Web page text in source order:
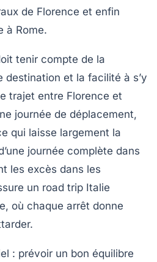
de Florence et enfin
à Rome.
tenir compte de la
destination et la facilité à s’y
trajet entre Florence et
journée de déplacement,
qui laisse largement la
journée complète dans
les excès dans les
un road trip Italie
où chaque arrêt donne
: prévoir un bon équilibre